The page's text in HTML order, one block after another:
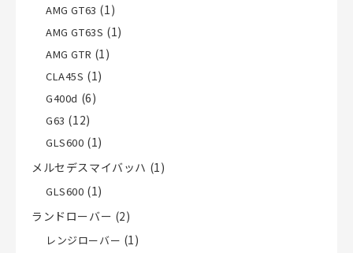
AMG GT63 (1)
AMG GT63S (1)
AMG GTR (1)
CLA45S (1)
G400d (6)
G63 (12)
GLS600 (1)
メルセデスマイバッハ (1)
GLS600 (1)
ランドローバー (2)
レンジローバー (1)